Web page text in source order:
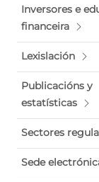
Inversores e
financeira
Lexislación
Publicacións y
estatísticas
Sectores
Sede